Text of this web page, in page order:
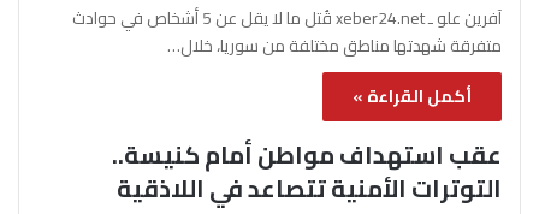
آفرين علو ـ xeber24.net قُتل ما لا يقل عن 5 أشخاص في حوادث
متفرقة شهدتها مناطق مختلفة من سوريا، خلال…
أكمل القراءة »
عقب استهداف مواطن أمام كنيسة..
التوترات الأمنية تتصاعد في اللاذقية